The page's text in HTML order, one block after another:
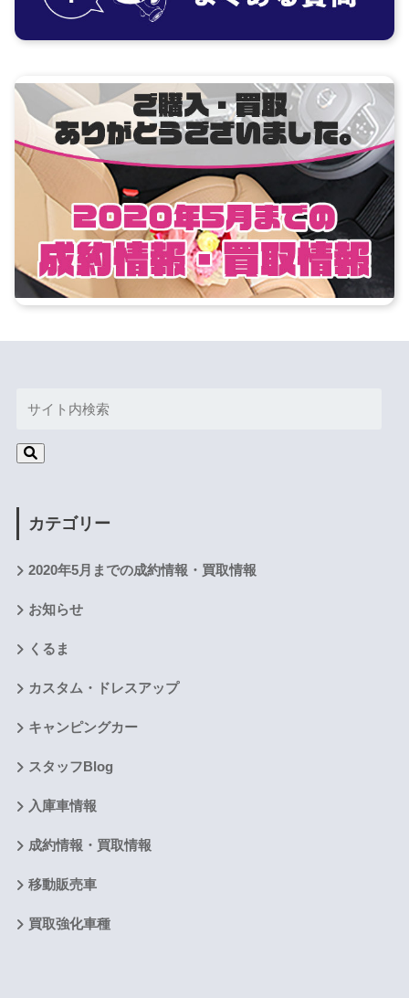
カテゴリー
2020年5月までの成約情報・買取情報
お知らせ
くるま
カスタム・ドレスアップ
キャンピングカー
スタッフBlog
入庫車情報
成約情報・買取情報
移動販売車
買取強化車種